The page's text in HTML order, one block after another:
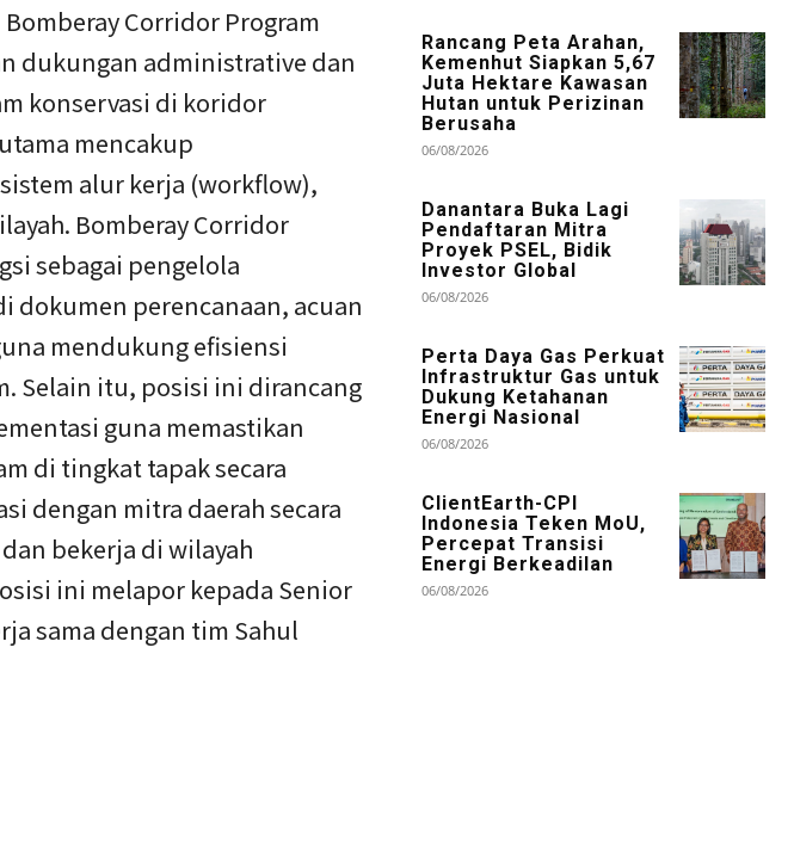
Corridor Program
dukungan administrative dan
konservasi di koridor
mencakup
alur kerja (workflow),
Bomberay Corridor
sebagai pengelola
dokumen perencanaan, acuan
mendukung efisiensi
Selain itu, posisi ini dirancang
guna memastikan
di tingkat tapak secara
dengan mitra daerah secara
bekerja di wilayah
ini melapor kepada Senior
sama dengan tim Sahul
Rancang Peta Arahan,
Kemenhut Siapkan 5,67
Juta Hektare Kawasan
Hutan untuk Perizinan
Berusaha
06/08/2026
Danantara Buka Lagi
Pendaftaran Mitra
Proyek PSEL, Bidik
Investor Global
06/08/2026
Perta Daya Gas Perkuat
Infrastruktur Gas untuk
Dukung Ketahanan
Energi Nasional
06/08/2026
ClientEarth-CPI
Indonesia Teken MoU,
Percepat Transisi
Energi Berkeadilan
06/08/2026